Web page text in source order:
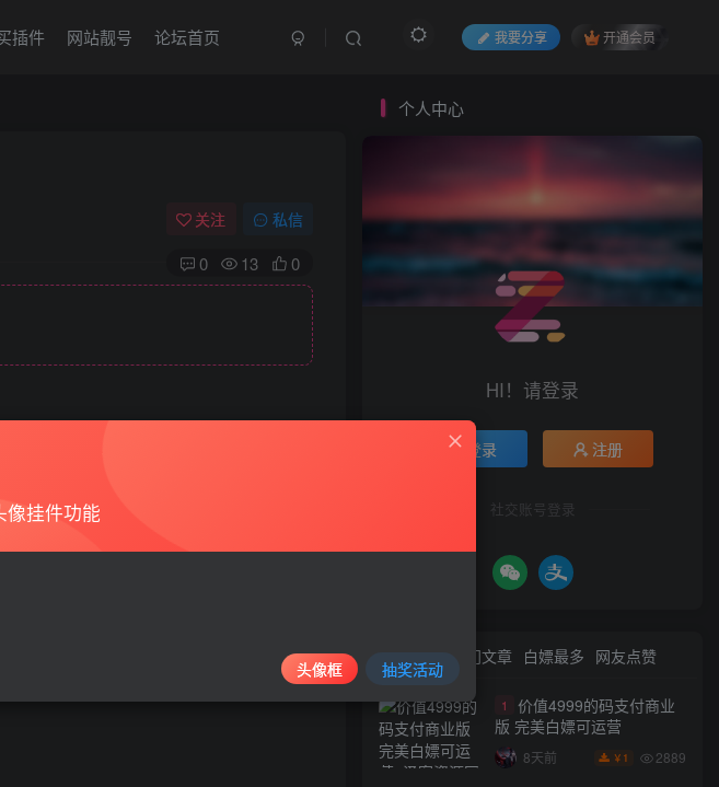
插件 网站靓号 论坛首页 我要分享 开通会员
关注 私信
0 13 0
。本站信息来自网络，版权争议与本站无关。
，得到更好的正版服务。
安装、显示、传输或者存储软件等方式使用软
持正版。
:
个人中心
HI！请登录
登录 注册
社交账号登录
热门文章 白嫖最多 网友点赞
1
价值4999的码支付商业
版 完美白嫖可运营
8天前 ￥ 1 2889
像挂件功能
头像框 抽奖活动